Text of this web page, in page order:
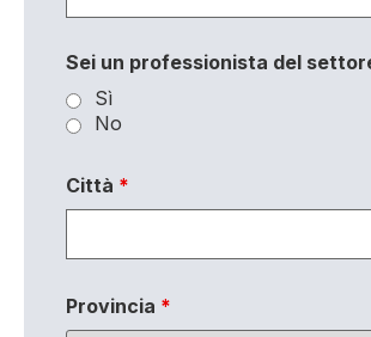
Sei un professionista del
Sì
No
Città *
Provincia *